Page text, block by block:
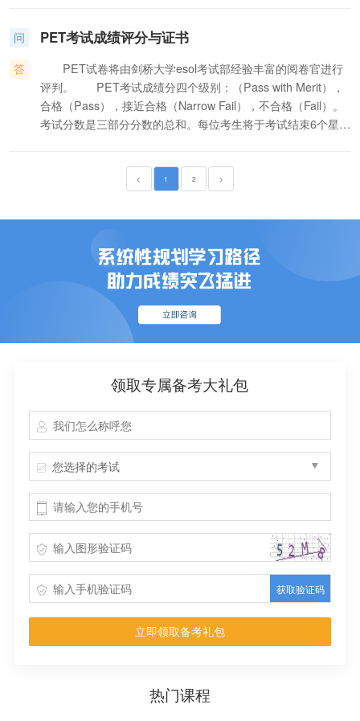
组成部分。 · 奥地利商会将KET、PET考试作为其语言能
力测试的标准，并在维也纳的普通高中推行KET考试。 ·
KET考试在全世界超过100多个国家的高等教育机构得到普遍
认可。其中包括意大利的Universita degli Studi di Roma “La
Spienza”大学和Universita degli Studi di Pavia大学，以及西班
牙的Universidad de Granada 大学和the Universidad
言水平划分为3个等级： A (Basic user) 基础水平 B
用 每个等级都分为2个级别：A1, A2, B1, B2, C1 和C2.
问 PET考试成绩评分与证书
答
PET试卷将由剑桥大学esol考试部经验丰富的阅卷官进行
评判。 PET考试成绩分四个级别：（Pass with Merit），
合格（Pass），接近合格（Narrow Fail），不合格（Fail）。
考试分数是三部分分数的总和。每位考生将于考试结束6个星期
月内获得由剑桥大学考试委员会ESOL考试中心颁发的证书。
< 1 2 >
领取专属备考大礼包
您选择的考试
获取验证码
立即领取备考礼包
热门课程